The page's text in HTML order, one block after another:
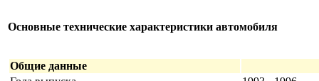
Основные технические характеристики автомобиля
Общие данные